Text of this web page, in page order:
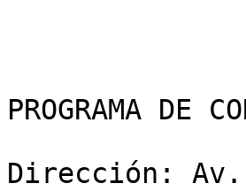
PROGRAMA DE
Dirección: Av.